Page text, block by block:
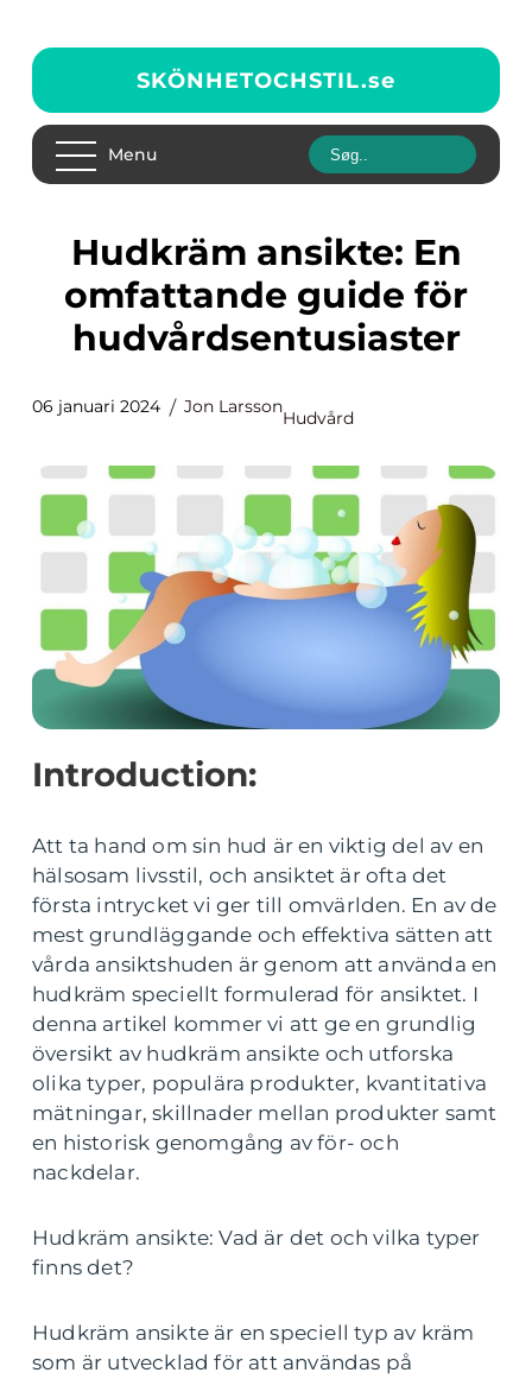
SKÖNHETOCHSTIL.se
Menu
Hudkräm ansikte: En
omfattande guide för
hudvårdsentusiaster
06 januari 2024 Jon Larsson
Hudvård
Introduction:
Att ta hand om sin hud är en viktig del av en
hälsosam livsstil, och ansiktet är ofta det
första intrycket vi ger till omvärlden. En av de
mest grundläggande och effektiva sätten att
vårda ansiktshuden är genom att använda en
hudkräm speciellt formulerad för ansiktet. I
denna artikel kommer vi att ge en grundlig
översikt av hudkräm ansikte och utforska
olika typer, populära produkter, kvantitativa
mätningar, skillnader mellan produkter samt
en historisk genomgång av för- och
nackdelar.
Hudkräm ansikte: Vad är det och vilka typer
finns det?
Hudkräm ansikte är en speciell typ av kräm
som är utvecklad för att användas på